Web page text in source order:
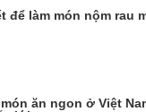
để làm món nộm rau
ăn ngon ở Việt